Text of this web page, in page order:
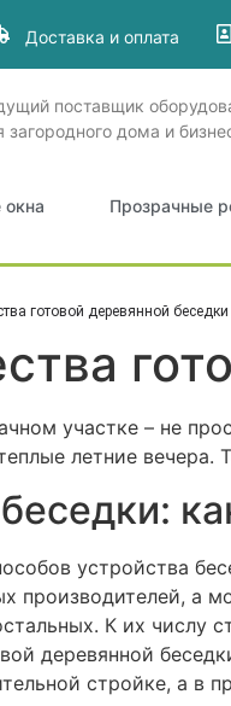
Доставка и оплата
поставщик
загородного дома и
окна Прозрачные
готовой деревянной беседки
участке – не
летние
устройства
производителей, а
К их числу
деревянной
стройке, а в